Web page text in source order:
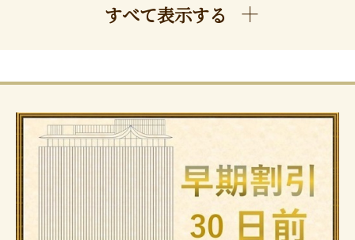
すべて表示する